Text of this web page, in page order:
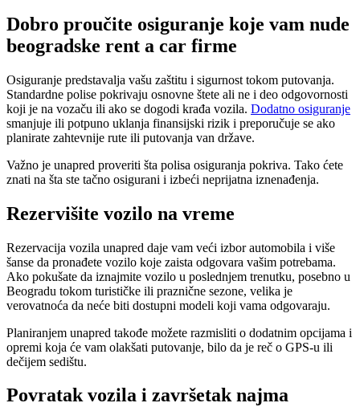
Dobro proučite osiguranje koje vam nude
beogradske rent a car firme
Osiguranje predstavalja vašu zaštitu i sigurnost tokom putovanja.
Standardne polise pokrivaju osnovne štete ali ne i deo odgovornosti
koji je na vozaču ili ako se dogodi krađa vozila. Dodatno osiguranje
smanjuje ili potpuno uklanja finansijski rizik i preporučuje se ako
planirate zahtevnije rute ili putovanja van države.
Važno je unapred proveriti šta polisa osiguranja pokriva. Tako ćete
znati na šta ste tačno osigurani i izbeći neprijatna iznenađenja.
Rezervišite vozilo na vreme
Rezervacija vozila unapred daje vam veći izbor automobila i više
šanse da pronađete vozilo koje zaista odgovara vašim potrebama.
Ako pokušate da iznajmite vozilo u poslednjem trenutku, posebno u
Beogradu tokom turističke ili praznične sezone, velika je
verovatnoća da neće biti dostupni modeli koji vama odgovaraju.
Planiranjem unapred takođe možete razmisliti o dodatnim opcijama i
opremi koja će vam olakšati putovanje, bilo da je reč o GPS-u ili
dečijem sedištu.
Povratak vozila i završetak najma